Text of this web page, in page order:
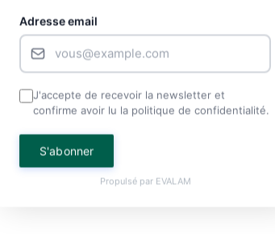
Adresse email
J'accepte de recevoir la newsletter et
confirme avoir lu la politique de confidentialité.
S'abonner
Propulsé par EVALAM